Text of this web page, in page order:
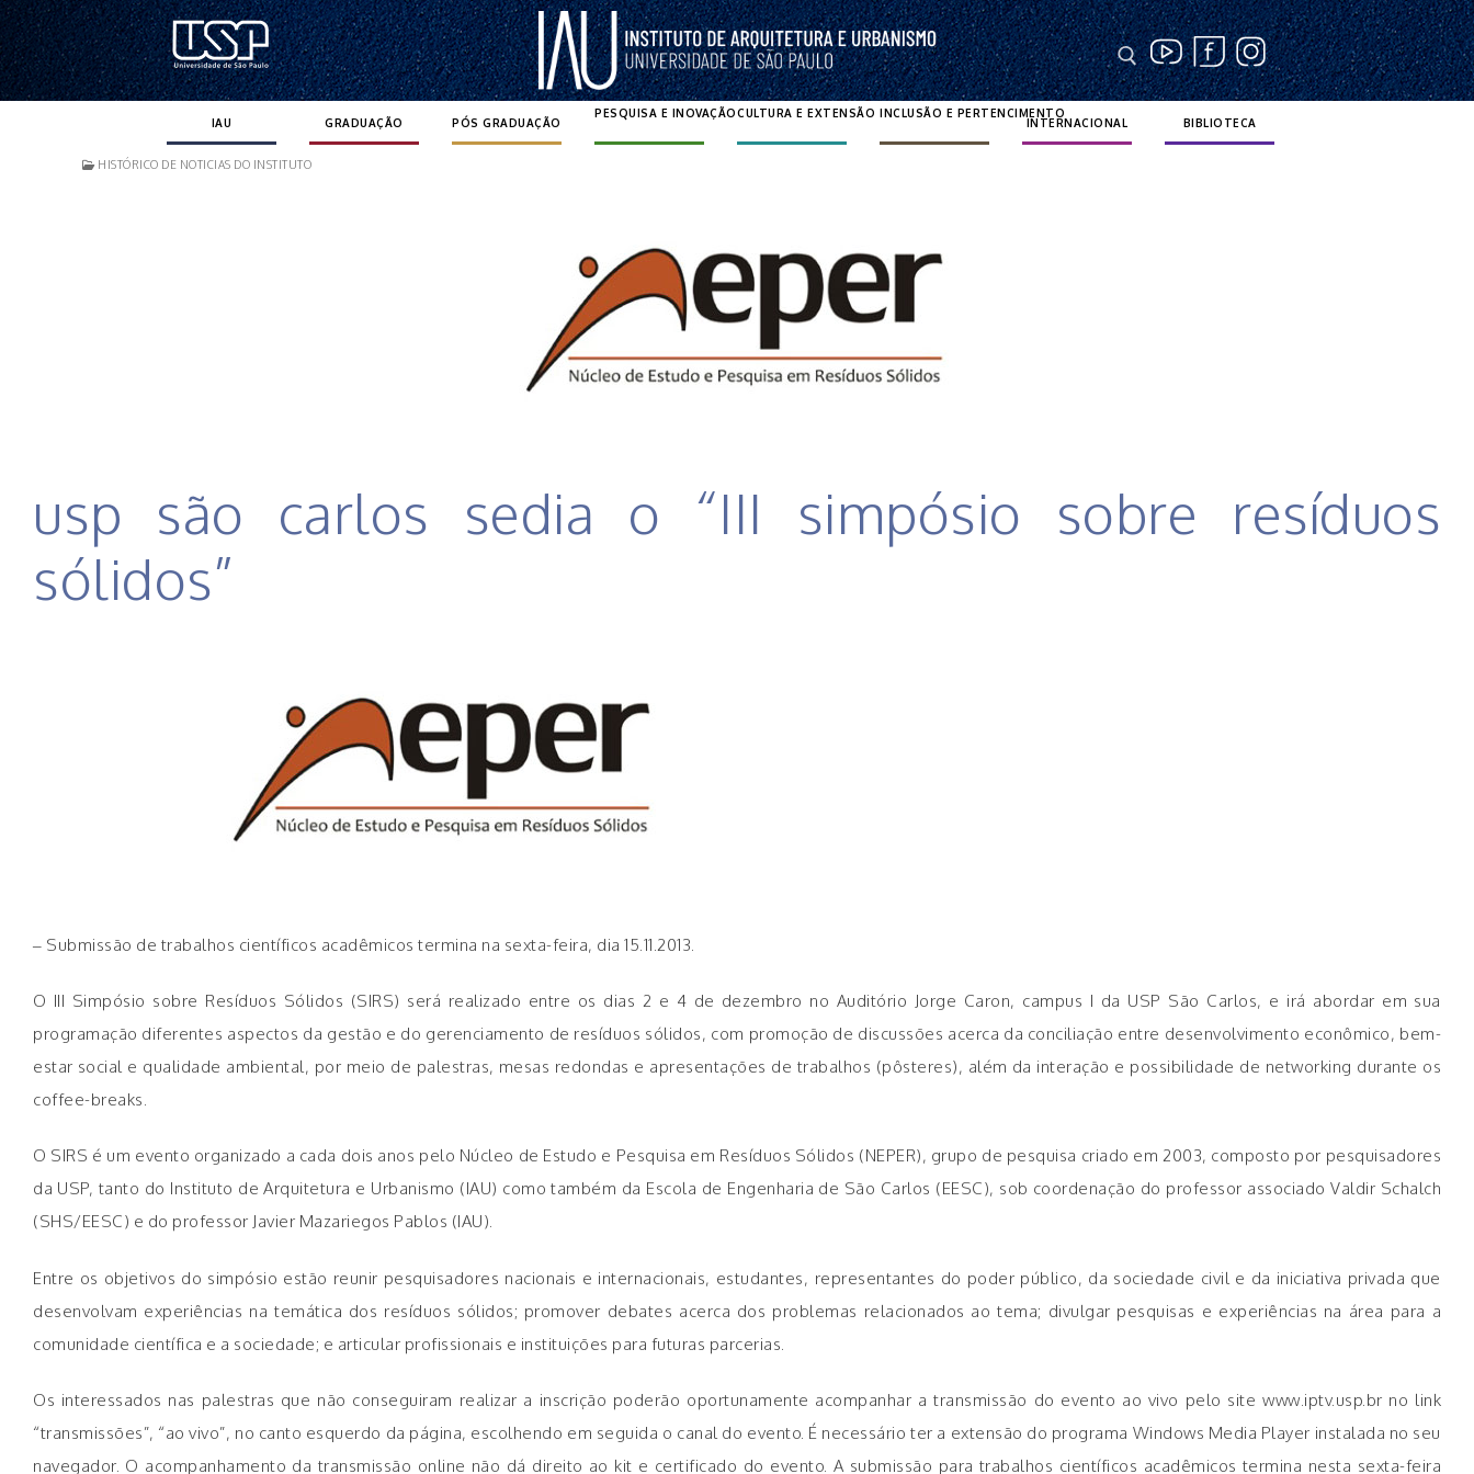
Pular
para
o
Pesquisar por:
IAU GRADUAÇÃO PÓS GRADUAÇÃO
PESQUISA E INOVAÇÃOCULTURA E EXTENSÃO INCLUSÃO E PERTENCIMENTO
INTERNACIONAL BIBLIOTECA
HISTÓRICO DE NOTICIAS DO INSTITUTO
usp são carlos sedia o “III simpósio sobre resíduos
sólidos”
– Submissão de trabalhos científicos acadêmicos termina na sexta-feira, dia 15.11.2013.
O III Simpósio sobre Resíduos Sólidos (SIRS) será realizado entre os dias 2 e 4 de dezembro no Auditório Jorge Caron, campus I da USP São Carlos, e irá abordar em sua
programação diferentes aspectos da gestão e do gerenciamento de resíduos sólidos, com promoção de discussões acerca da conciliação entre desenvolvimento econômico, bem-
estar social e qualidade ambiental, por meio de palestras, mesas redondas e apresentações de trabalhos (pôsteres), além da interação e possibilidade de networking durante os
coffee-breaks.
O SIRS é um evento organizado a cada dois anos pelo Núcleo de Estudo e Pesquisa em Resíduos Sólidos (NEPER), grupo de pesquisa criado em 2003, composto por pesquisadores
da USP, tanto do Instituto de Arquitetura e Urbanismo (IAU) como também da Escola de Engenharia de São Carlos (EESC), sob coordenação do professor associado Valdir Schalch
(SHS/EESC) e do professor Javier Mazariegos Pablos (IAU).
Entre os objetivos do simpósio estão reunir pesquisadores nacionais e internacionais, estudantes, representantes do poder público, da sociedade civil e da iniciativa privada que
desenvolvam experiências na temática dos resíduos sólidos; promover debates acerca dos problemas relacionados ao tema; divulgar pesquisas e experiências na área para a
comunidade científica e a sociedade; e articular profissionais e instituições para futuras parcerias.
Os interessados nas palestras que não conseguiram realizar a inscrição poderão oportunamente acompanhar a transmissão do evento ao vivo pelo site www.iptv.usp.br no link
“transmissões”, “ao vivo”, no canto esquerdo da página, escolhendo em seguida o canal do evento. É necessário ter a extensão do programa Windows Media Player instalada no seu
navegador. O acompanhamento da transmissão online não dá direito ao kit e certificado do evento. A submissão para trabalhos científicos acadêmicos termina nesta sexta-feira